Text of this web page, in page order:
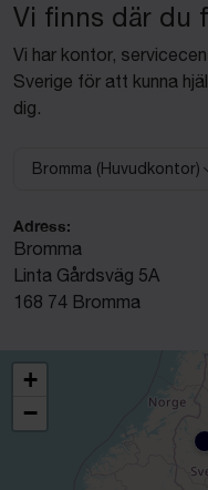
Vi finns där du
Vi har kontor,
Sverige för att kunna
dig.
Välj anläggning:
Bromma (Huvudkontor)
Adress:
Bromma
Linta Gårdsväg 5A
168 74 Bromma
+
−